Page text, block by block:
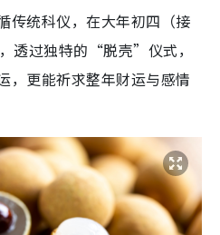
传统科仪，在大年初四（接
透过独特的“脱壳”仪式，
，更能祈求整年财运与感情